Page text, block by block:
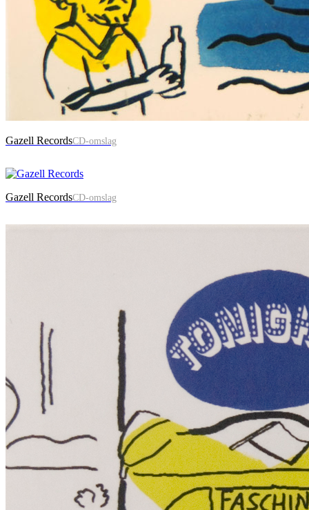
Gazell RecordsCD-omslag
Gazell RecordsCD-omslag